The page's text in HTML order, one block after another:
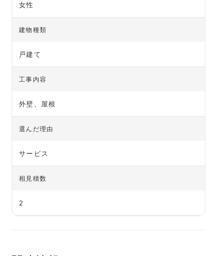
女性
建物種類
戸建て
工事内容
外壁、屋根
選んだ理由
サービス
相見積数
2